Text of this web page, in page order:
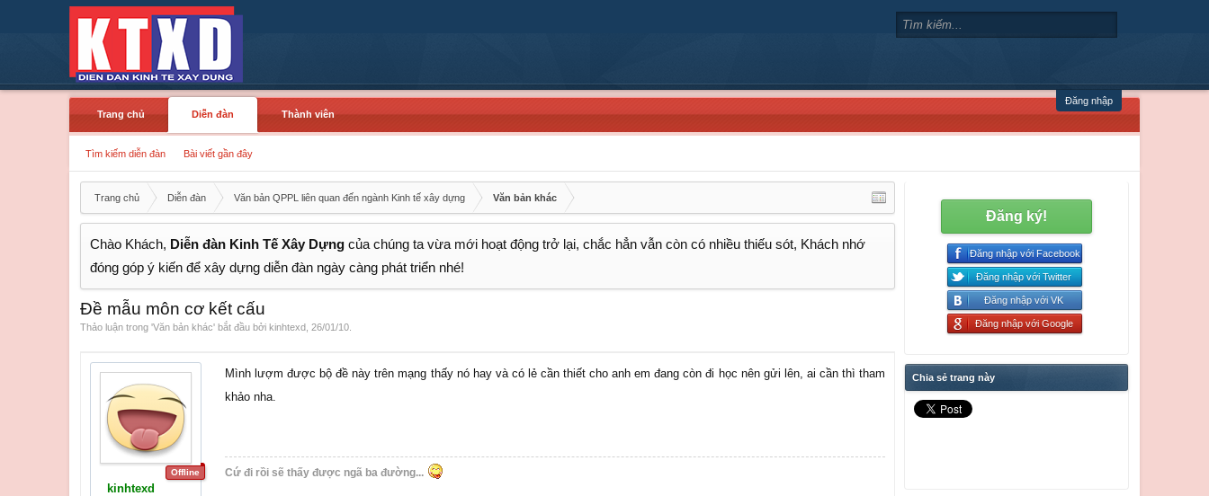
Đăng nhập
Trang chủ
Diễn đàn
Tìm kiếm diễn đàn Bài viết gần đây
Thành viên
Trang chủ Diễn đàn Văn bản QPPL liên quan đến ngành Kinh tế xây dựng Văn bản khác
Chào Khách, Diễn đàn Kinh Tế Xây Dựng của chúng ta vừa mới hoạt động trở lại, chắc hẳn vẫn còn có nhiều thiếu sót, Khách nhớ
đóng góp ý kiến để xây dựng diễn đàn ngày càng phát triển nhé!
Đề mẫu môn cơ kết cấu
Thảo luận trong 'Văn bản khác' bắt đầu bởi kinhtexd 26/01/10
Offline
kinhtexd
Mình lượm được bộ đề này trên mạng thấy nó hay và có lẻ cần thiết cho anh em đang còn đi học nên gửi lên, ai cần thì tham
khảo nha.
Cứ đi rồi sẽ thấy được ngã ba đường...
Đăng ký!
Đăng nhập với Facebook
Đăng nhập với Twitter
Đăng nhập với VK
Đăng nhập với Google
Chia sẻ trang này